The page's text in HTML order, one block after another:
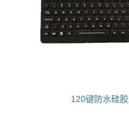
120键防水硅